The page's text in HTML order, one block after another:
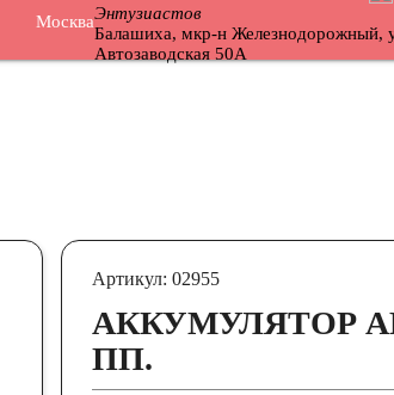
МоскваЭнтузиастов
Балашиха, мкр-н Железнодорожный,
Автозаводская 50А
Артикул: 02955
АККУМУЛЯТОР
ПП.